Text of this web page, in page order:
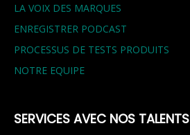
LA VOIX DES MARQUES
ENREGISTRER PODCAST
PROCESSUS DE TESTS PRODUITS
NOTRE EQUIPE
SERVICES AVEC NOS TALENTS